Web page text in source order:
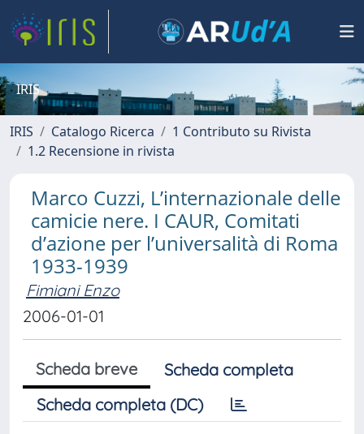
IRIS
IRIS Catalogo Ricerca
1 Contributo su Rivista
1.2 Recensione in rivista
Marco Cuzzi, L’internazionale delle
camicie nere. I CAUR, Comitati
d’azione per l’universalità di Roma
1933-1939
Fimiani Enzo
2006-01-01
Scheda breve
Scheda completa
Scheda completa (DC)